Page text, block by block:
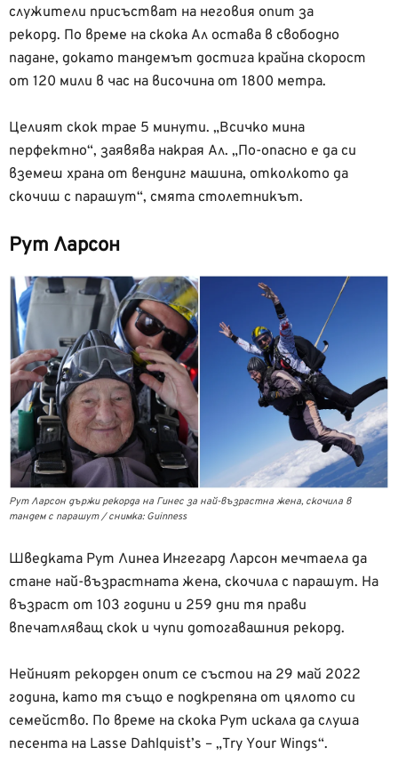
служители присъстват на неговия опит за
рекорд. По време на скока Ал остава в свободно
падане, докато тандемът достига крайна скорост
от 120 мили в час на височина от 1800 метра.
Целият скок трае 5 минути. „Всичко мина
перфектно“, заявява накрая Ал. „По-опасно е да си
вземеш храна от вендинг машина, отколкото да
скочиш с парашут“, смята столетникът.
Рут Ларсон
Рут Ларсон държи рекорда на Гинес за най-възрастна жена, скочила в
тандем с парашут / снимка: Guinness
Шведката Рут Линеа Ингегард Ларсон мечтаела да
стане най-възрастната жена, скочила с парашут. На
възраст от 103 години и 259 дни тя прави
впечатляващ скок и чупи дотогавашния рекорд.
Нейният рекорден опит се състои на 29 май 2022
година, като тя също е подкрепяна от цялото си
семейство. По време на скока Рут искала да слуша
песента на Lasse Dahlquist’s – „Try Your Wings“.